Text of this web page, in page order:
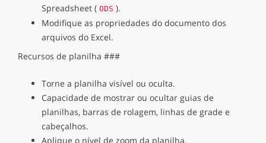
Spreadsheet ( ODS ).
Modifique as propriedades do documento dos
arquivos do Excel.
Recursos de planilha ###
Torne a planilha visível ou oculta.
Capacidade de mostrar ou ocultar guias de
planilhas, barras de rolagem, linhas de grade e
cabeçalhos.
Aplique o nível de zoom da planilha.